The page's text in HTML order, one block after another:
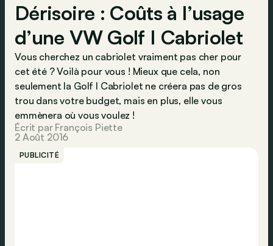
Dérisoire : Coûts à l’usage
d’une VW Golf I Cabriolet
Vous cherchez un cabriolet vraiment pas cher pour
cet été ? Voilà pour vous ! Mieux que cela, non
seulement la Golf I Cabriolet ne créera pas de gros
trou dans votre budget, mais en plus, elle vous
emmènera où vous voulez !
Écrit par François Piette
2 Août 2016
PUBLICITÉ